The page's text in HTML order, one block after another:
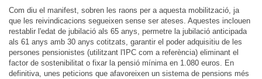
Com diu el manifest, sobren les raons per a aquesta mobilització, ja
que les reivindicacions segueixen sense ser ateses. Aquestes inclouen
restablir l'edat de jubilació als 65 anys, permetre la jubilació anticipada
als 61 anys amb 30 anys cotitzats, garantir el poder adquisitiu de les
persones pensionistes (utilitzant l'IPC com a referència) eliminant el
factor de sostenibilitat o fixar la pensió mínima en 1.080 euros. En
definitiva, unes peticions que afavoreixen un sistema de pensions més